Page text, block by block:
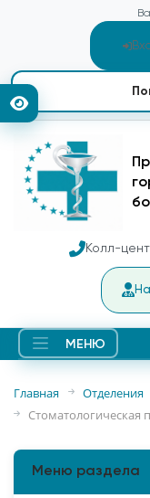
Колл-
МЕНЮ
Главная Отделения
Стоматологическая
Меню раздела